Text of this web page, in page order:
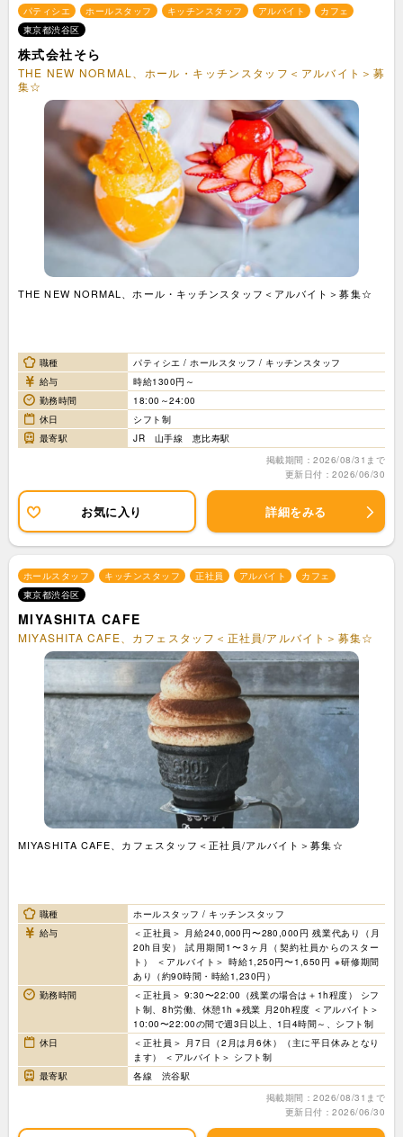
パティシエ ホールスタッフ キッチンスタッフ アルバイト
カフェ
東京都渋谷区
株式会社そら
THE NEW NORMAL、ホール・キッチンスタッフ＜アルバイト＞募
集☆
THE NEW NORMAL、ホール・キッチンスタッフ＜アルバイト＞募集☆
職種
パティシエ / ホールスタッフ / キッチンスタッフ
給与
時給1300円～
勤務時間
18:00～24:00
休日
シフト制
最寄駅
JR 山手線 恵比寿駅
掲載期間：2026/08/31まで
更新日付：2026/06/30
お気に入り 詳細をみる
ホールスタッフ キッチンスタッフ 正社員 アルバイト
カフェ
東京都渋谷区
MIYASHITA CAFE
MIYASHITA CAFE、カフェスタッフ＜正社員/アルバイト＞募集☆
MIYASHITA CAFE、カフェスタッフ＜正社員/アルバイト＞募集☆
職種
ホールスタッフ / キッチンスタッフ
給与
＜正社員＞ 月給240,000円〜280,000円 残業代あり（月
20h目安） 試用期間1〜3ヶ月（契約社員からのスター
ト） ＜アルバイト＞ 時給1,250円〜1,650円 ※研修期間
あり（約90時間・時給1,230円）
勤務時間
＜正社員＞ 9:30〜22:00（残業の場合は＋1h程度） シフ
ト制、8h労働、休憩1h ※残業 月20h程度 ＜アルバイト＞
10:00〜22:00の間で週3日以上、1日4時間～、シフト制
休日
＜正社員＞ 月7日（2月は月6休）（主に平日休みとなり
ます） ＜アルバイト＞ シフト制
最寄駅
各線 渋谷駅
掲載期間：2026/08/31まで
更新日付：2026/06/30